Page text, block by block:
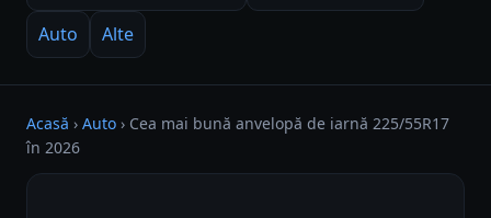
Auto
Alte
Acasă › Auto › Cea mai bună anvelopă de iarnă 225/55R17
în 2026